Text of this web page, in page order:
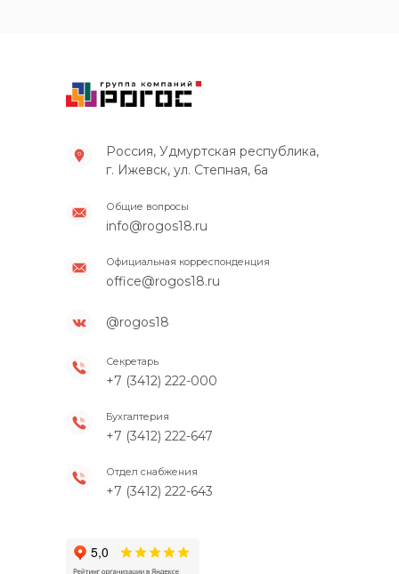
Россия, Удмуртская республика,
г. Ижевск, ул. Степная, 6а
@rogos18
info@rogos18.ru
+7 (3412) 222-000
+7 (3412) 222-647
+7 (3412) 222-643
Секретарь
Общие вопросы
office@rogos18.ru
Официальная корреспонденция
Бухгалтерия
Отдел снабжения